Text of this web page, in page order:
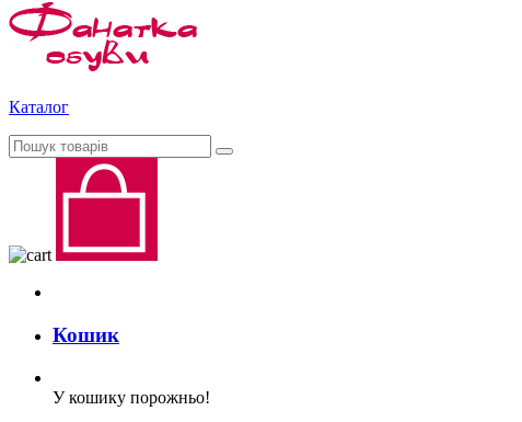
Каталог
Кошик
У кошику порожньо!